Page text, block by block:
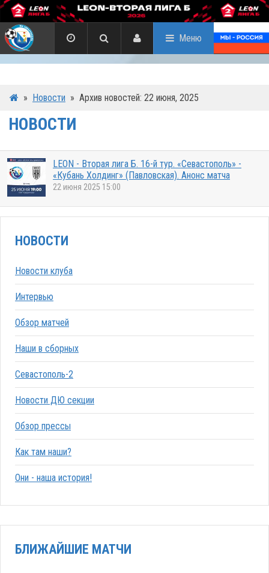
Меню
» Новости » Архив новостей: 22 июня, 2025
НОВОСТИ
LEON - Вторая лига Б. 16-й тур. «Севастополь» -
«Кубань Холдинг» (Павловская). Анонс матча
22 июня 2025 15:00
НОВОСТИ
Новости клуба
Интервью
Обзор матчей
Наши в сборных
Севастополь-2
Новости ДЮ секции
Обзор прессы
Как там наши?
Они - наша история!
БЛИЖАЙШИЕ МАТЧИ